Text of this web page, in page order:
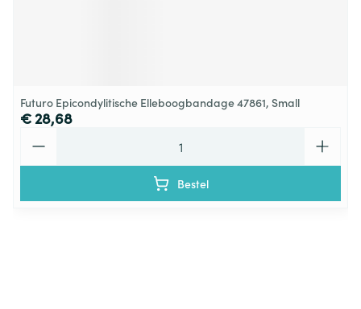
Futuro Epicondylitische Elleboogbandage 47861, Small
€ 28,68
Bestel